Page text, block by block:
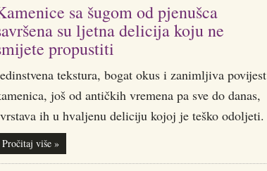
sa šugom od pjenušca
su ljetna delicija koju ne
propustiti
tekstura, bogat okus i zanimljiva povijest
još od antičkih vremena pa sve do danas,
ih u hvaljenu deliciju kojoj je teško odoljeti.
Pročitaj više »